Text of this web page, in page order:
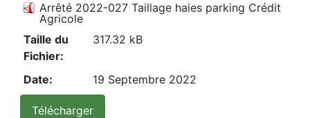
Arrêté 2022-027 Taillage haies parking Crédit
Agricole
Taille du
Fichier:
317.32 kB
Date: 19 Septembre 2022